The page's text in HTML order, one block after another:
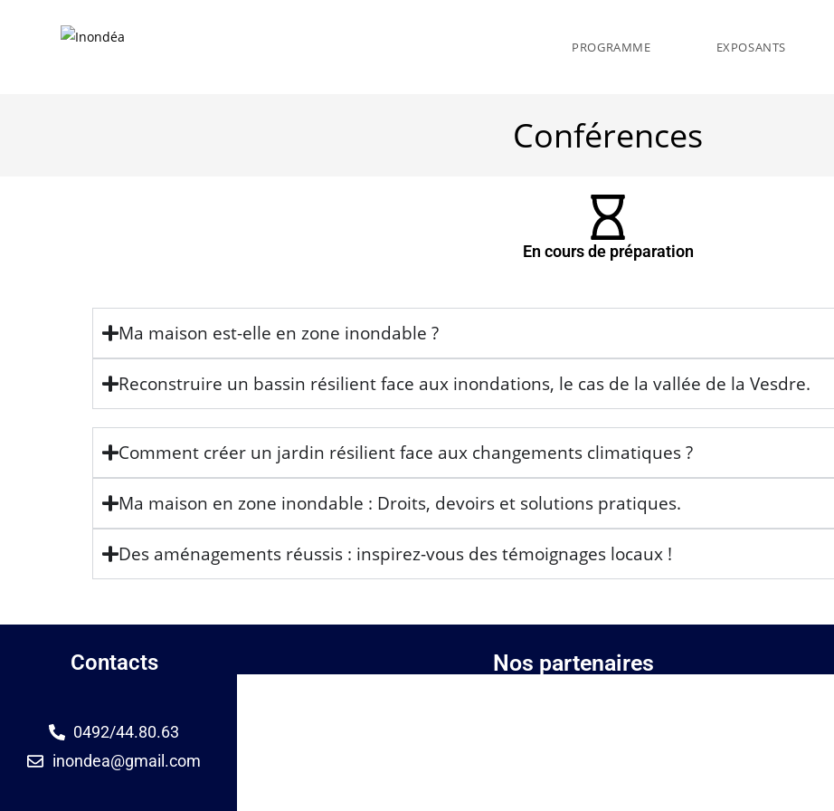
PROGRAMME EXPOSANTS
Conférences
En cours de préparation
Ma maison est-elle en zone inondable ?
Reconstruire un bassin résilient face aux inondations, le cas de la vallée de la Vesdre.
Comment créer un jardin résilient face aux changements climatiques ?
Ma maison en zone inondable : Droits, devoirs et solutions pratiques.
Des aménagements réussis : inspirez-vous des témoignages locaux !
Contacts
0492/44.80.63
inondea@gmail.com
Nos partenaires